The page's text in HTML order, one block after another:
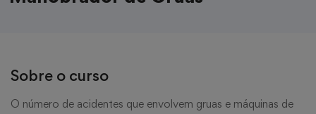
Sobre o curso
O número de acidentes que envolvem gruas e máquinas de